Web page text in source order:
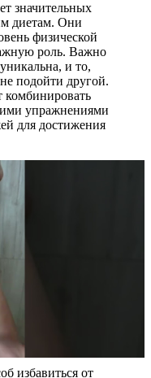
значительных
диетам. Они
физической
роль. Важно
и то,
подойти другой.
упражнениями
для достижения
избавиться от